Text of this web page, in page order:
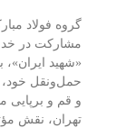
گروه فولاد
مشارکت در
حمل‌ونقل
و قم و
تهران، نقش